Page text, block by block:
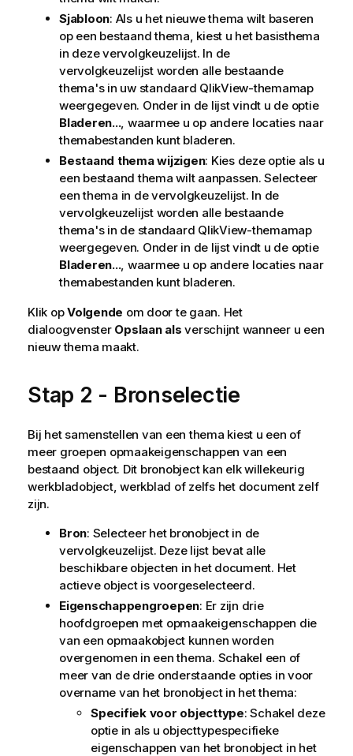
Sjabloon: Als u het nieuwe thema wilt baseren
op een bestaand thema, kiest u het basisthema
in deze vervolgkeuzelijst. In de
vervolgkeuzelijst worden alle bestaande
thema's in uw standaard QlikView-themamap
weergegeven. Onder in de lijst vindt u de optie
Bladeren..., waarmee u op andere locaties naar
themabestanden kunt bladeren.
Bestaand thema wijzigen: Kies deze optie als u
een bestaand thema wilt aanpassen. Selecteer
een thema in de vervolgkeuzelijst. In de
vervolgkeuzelijst worden alle bestaande
thema's in de standaard QlikView-themamap
weergegeven. Onder in de lijst vindt u de optie
Bladeren..., waarmee u op andere locaties naar
themabestanden kunt bladeren.
Klik opVolgende om door te gaan. Het
dialoogvenster Opslaan als verschijnt wanneer u een
nieuw thema maakt.
Stap 2 - Bronselectie
Bij het samenstellen van een thema kiest u een of
meer groepen opmaakeigenschappen van een
bestaand object. Dit bronobject kan elk willekeurig
werkbladobject, werkblad of zelfs het document zelf
zijn.
Bron: Selecteer het bronobject in de
vervolgkeuzelijst. Deze lijst bevat alle
beschikbare objecten in het document. Het
actieve object is voorgeselecteerd.
Eigenschappengroepen: Er zijn drie
hoofdgroepen met opmaakeigenschappen die
van een opmaakobject kunnen worden
overgenomen in een thema. Schakel een of
meer van de drie onderstaande opties in voor
overname van het bronobject in het thema:
Specifiek voor objecttype: Schakel deze
optie in als u objecttypespecifieke
eigenschappen van het bronobject in het